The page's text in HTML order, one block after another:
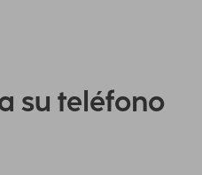
su teléfono